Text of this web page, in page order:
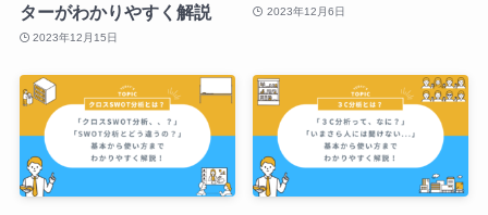
ターがわかりやすく解説
2023年12月15日
2023年12月6日